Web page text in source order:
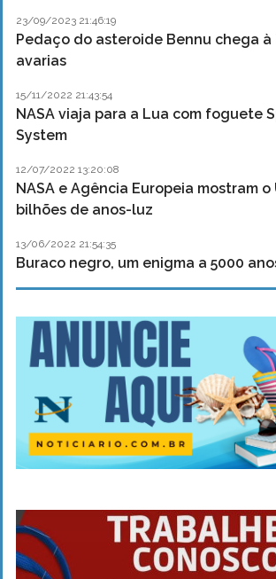
23/09/2023 21:46:19
Pedaço do asteroide Bennu chega à
avarias
15/11/2022 21:43:54
NASA viaja para a Lua com foguete
System
12/07/2022 13:20:08
NASA e Agência Europeia mostram o
bilhões de anos-luz
13/06/2022 21:54:35
Buraco negro, um enigma a 5000